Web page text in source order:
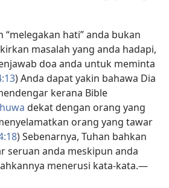
“melegakan hati” anda bukan
masalah yang anda hadapi,
doa anda untuk meminta
) Anda dapat yakin bahawa Dia
kerana Bible
dekat dengan orang yang
orang yang tawar
) Sebenarnya, Tuhan bahkan
seruan anda meskipun anda
menerusi kata-kata.​—